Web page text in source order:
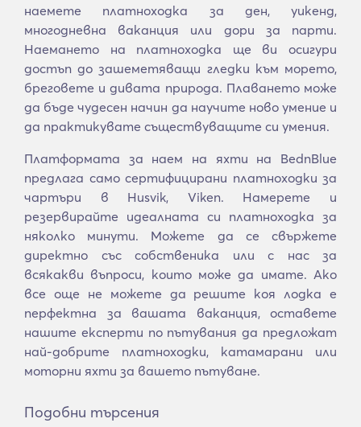
наемете платноходка за ден, уикенд,
многодневна ваканция или дори за парти.
Наемането на платноходка ще ви осигури
достъп до зашеметяващи гледки към морето,
бреговете и дивата природа. Плаването може
да бъде чудесен начин да научите ново умение и
да практикувате съществуващите си умения.
Платформата за наем на яхти на BednBlue
предлага само сертифицирани платноходки за
чартъри в Husvik, Viken. Намерете и
резервирайте идеалната си платноходка за
няколко минути. Можете да се свържете
директно със собственика или с нас за
всякакви въпроси, които може да имате. Ако
все още не можете да решите коя лодка е
перфектна за вашата ваканция, оставете
нашите експерти по пътувания да предложат
най-добрите платноходки, катамарани или
моторни яхти за вашето пътуване.
Подобни търсения